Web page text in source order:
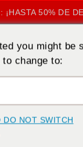
50% DE
you might be
change to:
DO NOT SWITCH